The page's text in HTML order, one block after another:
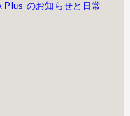
Plus のお知らせと日常